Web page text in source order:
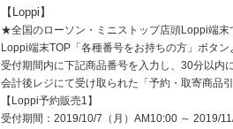
【Loppi】
★全国のローソン・ミニストップ店頭Loppi端
Loppi端末TOP「各種番号をお持ちの方」ボタン
受付期間内に下記商品番号を入力し、30分以内
会計後レジにて受け取られた「予約・取寄商品
【Loppi予約販売1】
受付期間：2019/10/7（月）AM10:00 ～ 2019/